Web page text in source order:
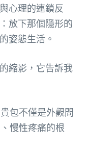
心理的連鎖反
放下那個隱形的
姿態生活。
縮影，它告訴我
包不僅是外觀問
慢性疼痛的根